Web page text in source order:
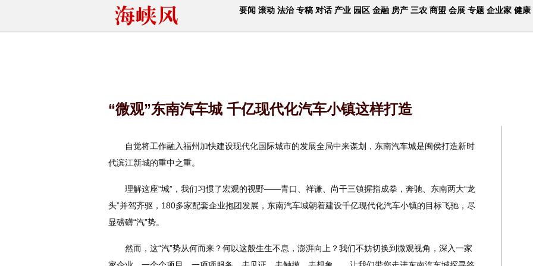
要闻 滚动 法治 专稿 对话 产业 园区 金融 房产 三农 商盟 会展 专题 企业家 健康
“微观”东南汽车城 千亿现代化汽车小镇这样打造
自觉将工作融入福州加快建设现代化国际城市的发展全局中来谋划，东南汽车城是闽侯打造新时
代滨江新城的重中之重。
理解这座“城”，我们习惯了宏观的视野——青口、祥谦、尚干三镇握指成拳，奔驰、东南两大“龙
头”并驾齐驱，180多家配套企业抱团发展，东南汽车城朝着建设千亿现代化汽车小镇的目标飞驰，尽
显磅礴“汽”势。
然而，这“汽”势从何而来？何以这般生生不息，澎湃向上？我们不妨切换到微观视角，深入一家